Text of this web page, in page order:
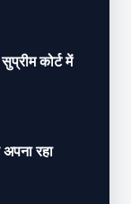
कोर्ट में
रहा